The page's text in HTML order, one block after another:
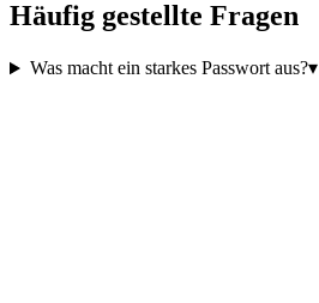
Häufig gestellte Fragen
Was macht ein starkes Passwort aus?▾